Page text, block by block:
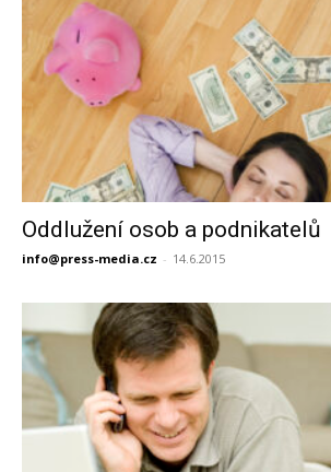
Oddlužení osob a podnikatelů
info@press-media.cz - 14.6.2015